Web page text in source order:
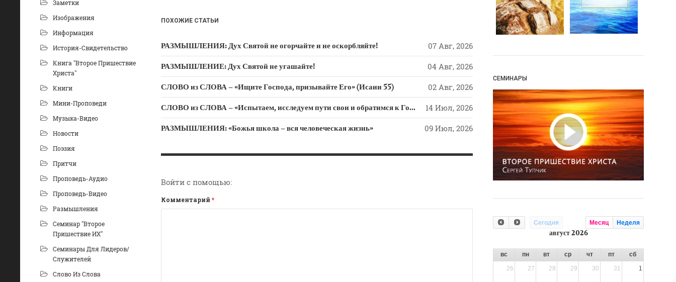
Заметки
Изображения
Информация
История-Свидетельство
Книга "Второе Пришествие
Христа"
Книги
Мини-Проповеди
Музыка-Видео
Новости
Поэзия
Притчи
Проповедь-Аудио
Проповедь-Видео
Размышления
Семинар "Второе
Пришествие ИХ"
Семинары Для Лидеров/
Служителей
Слово Из Слова
ki
ПОХОЖИЕ СТАТЬИ
РАЗМЫШЛЕНИЯ: Дух Святой не огорчайте и не оскорбляйте! 07 Авг, 2026
РАЗМЫШЛЕНИЕ: Дух Святой не угашайте! 04 Авг, 2026
СЛОВО из СЛОВА – «Ищите Господа, призывайте Его» (Исаии 55) 02 Авг, 2026
СЛОВО из СЛОВА – «Испытаем, исследуем пути свои и обратимся к Господу» 14 Июл, 2026
РАЗМЫШЛЕНИЯ: «Божья школа – вся человеческая жизнь» 09 Июл, 2026
Войти с помощью:
Комментарий *
СЕМИНАРЫ
Сегодня Месяц Неделя
август 2026
вс пн вт ср чт пт
сб
26
27 28 29 30 31 1